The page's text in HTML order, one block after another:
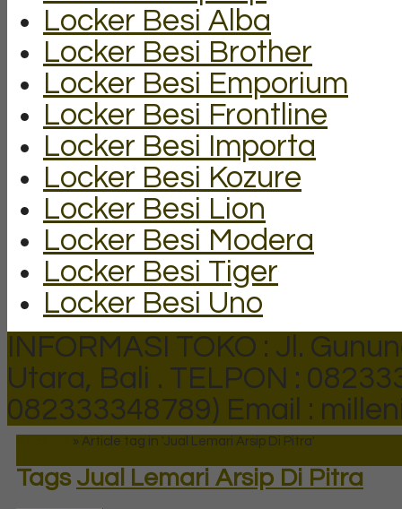
Locker Besi Alba
Locker Besi Brother
Locker Besi Emporium
Locker Besi Frontline
Locker Besi Importa
Locker Besi Kozure
Locker Besi Lion
Locker Besi Modera
Locker Besi Tiger
Locker Besi Uno
INFORMASI TOKO : Jl.
Utara, Bali . TELPON :
082333348789) Email :
» Article tag in 'Jual Lemari Arsip Di Pitra'
Tags Jual Lemari Arsip Di Pitra